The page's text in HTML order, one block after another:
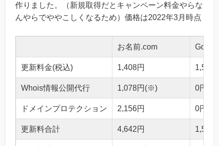
作りました。（新規取得だとキャンペーン料金やらな
んやらでややこしくなるため）価格は2022年3月時点
お名前.com
更新料金(税込) 1,408円 1,540
Whois情報公開代行 1,078円(※) 0円
ドメインプロテクション 2,156円 0円
更新料合計 4,642円 1,540